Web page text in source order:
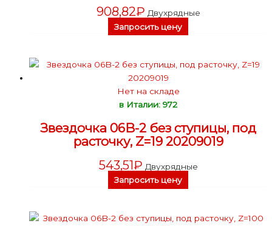
908,82₽ Двухрядные
Запросить цену
Нет на складе
в Италии: 972
Звездочка 06B-2 без ступицы, под
расточку, Z=19 20209019
543,51₽ Двухрядные
Запросить цену